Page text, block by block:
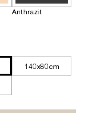
Anthrazit
140x80cm